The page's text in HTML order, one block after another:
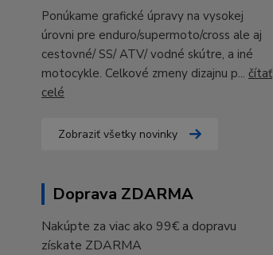
Ponúkame grafické úpravy na vysokej
úrovni pre enduro/supermoto/cross ale aj
cestovné/ SS/ ATV/ vodné skútre, a iné
motocykle. Celkové zmeny dizajnu p... čítať
celé
Zobraziť všetky novinky
Doprava ZDARMA
Nakúpte za viac ako 99€ a dopravu
získate ZDARMA